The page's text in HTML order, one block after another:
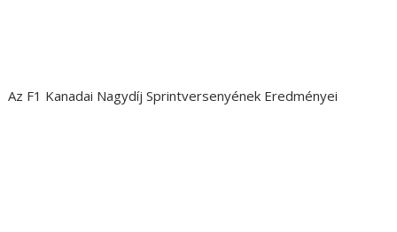
Az F1 Kanadai Nagydíj Sprintversenyének Eredményei